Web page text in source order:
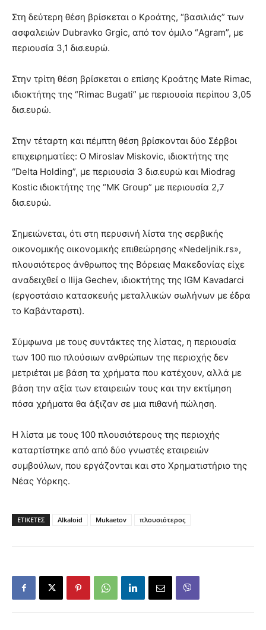
Στη δεύτερη θέση βρίσκεται ο Κροάτης, “βασιλιάς” των
ασφαλειών Dubravko Grgic, από τον όμιλο “Agram”, με
περιουσία 3,1 δισ.ευρώ.
Στην τρίτη θέση βρίσκεται ο επίσης Κροάτης Mate Rimac,
ιδιοκτήτης της “Rimac Bugati” με περιουσία περίπου 3,05
δισ.ευρώ.
Στην τέταρτη και πέμπτη θέση βρίσκονται δύο Σέρβοι
επιχειρηματίες: Ο Miroslav Miskovic, ιδιοκτήτης της
“Delta Holding”, με περιουσία 3 δισ.ευρώ και Miodrag
Kostic ιδιοκτήτης της “MK Group” με περιουσία 2,7
δισ.ευρώ.
Σημειώνεται, ότι στη περυσινή λίστα της σερβικής
οικονομικής οικονομικής επιθεώρησης «Nedeljnik.rs»,
πλουσιότερος άνθρωπος της Βόρειας Μακεδονίας είχε
αναδειχθεί ο Ilija Gechev, ιδιοκτήτης της IGM Kavadarci
(εργοστάσιο κατασκευής μεταλλικών σωλήνων με έδρα
το Καβάνταρστι).
Σύμφωνα με τους συντάκτες της λίστας, η περιουσία
των 100 πιο πλούσιων ανθρώπων της περιοχής δεν
μετριέται με βάση τα χρήματα που κατέχουν, αλλά με
βάση την αξία των εταιρειών τους και την εκτίμηση
πόσα χρήματα θα άξιζαν σε μια πιθανή πώληση.
Η λίστα με τους 100 πλουσιότερους της περιοχής
καταρτίστηκε από από δύο γνωστές εταιρειών
συμβούλων, που εργάζονται και στο Χρηματιστήριο της
Νέας Υόρκης.
ΕΤΙΚΕΤΕΣ Alkaloid Mukaetov πλουσιότερος